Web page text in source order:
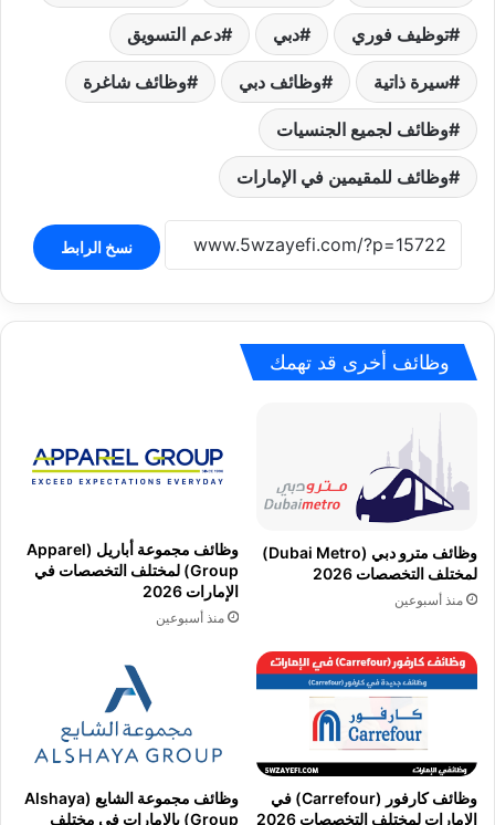
توظيف فوري دبي دعم التسويق
سيرة ذاتية وظائف دبي وظائف شاغرة
وظائف لجميع الجنسيات
وظائف للمقيمين في الإمارات
نسخ الرابط
وظائف أخرى قد تهمك
وظائف مترو دبي (Dubai Metro)
لمختلف التخصصات 2026
منذ أسبوعين
وظائف مجموعة أباريل (Apparel
Group) لمختلف التخصصات في
الإمارات 2026
منذ أسبوعين
وظائف كارفور (Carrefour) في
الإمارات لمختلف التخصصات 2026
وظائف مجموعة الشايع (Alshaya
Group) بالإمارات في مختلف